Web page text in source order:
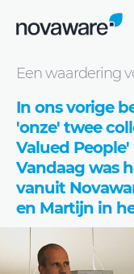
Blog
Een waardering
In ons vorige
'onze' twee
Valued
Vandaag was
vanuit
en Martijn in